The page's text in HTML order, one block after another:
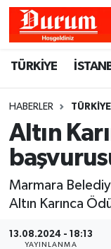
TÜRKİYE
HABERLER TÜRKİYE
Altın
Marmara
Altın Karınca
13.08.2024 - 18:13
YAYINLANMA
Hava
Namaz
Trafik
Süper Lig
Tüm